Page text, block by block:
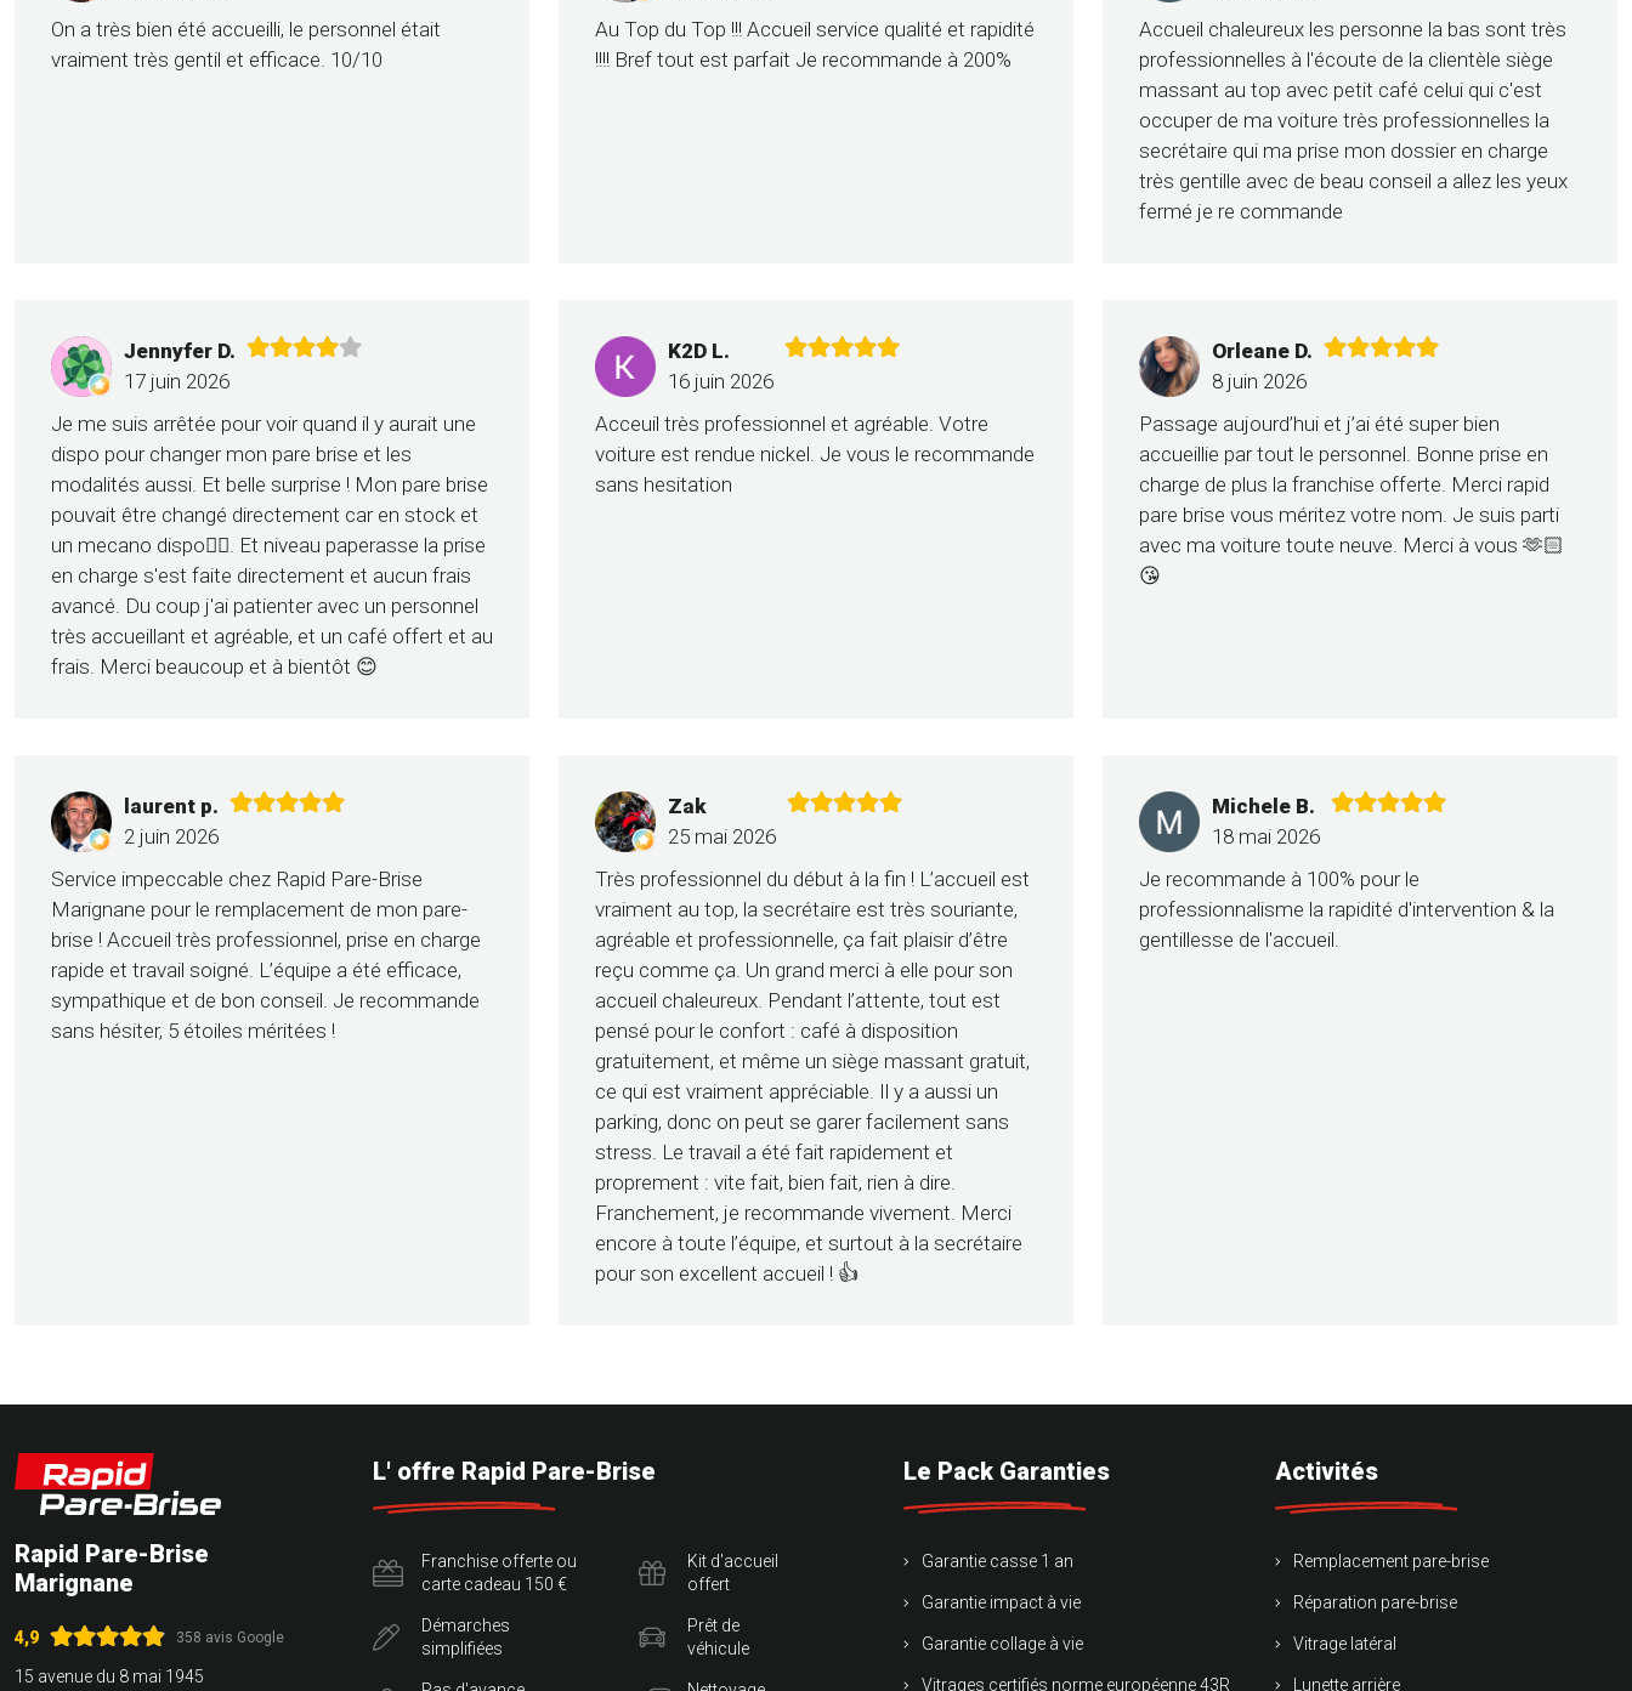
On a très bien été accueilli, le personnel était
vraiment très gentil et efficace. 10/10
Au Top du Top !!! Accueil service qualité et rapidité
!!!! Bref tout est parfait Je recommande à 200%
Accueil chaleureux les personne la bas sont très
professionnelles à l'écoute de la clientèle siège
massant au top avec petit café celui qui c'est
occuper de ma voiture très professionnelles la
secrétaire qui ma prise mon dossier en charge
très gentille avec de beau conseil a allez les yeux
fermé je re commande
Jennyfer D.
17 juin 2026
Je me suis arrêtée pour voir quand il y aurait une
dispo pour changer mon pare brise et les
modalités aussi. Et belle surprise ! Mon pare brise
pouvait être changé directement car en stock et
un mecano dispo👍🏼. Et niveau paperasse la prise
en charge s'est faite directement et aucun frais
avancé. Du coup j'ai patienter avec un personnel
très accueillant et agréable, et un café offert et au
frais. Merci beaucoup et à bientôt 😊
K2D L.
16 juin 2026
Acceuil très professionnel et agréable. Votre
voiture est rendue nickel. Je vous le recommande
sans hesitation
Orleane D.
8 juin 2026
Passage aujourd’hui et j’ai été super bien
accueillie par tout le personnel. Bonne prise en
charge de plus la franchise offerte. Merci rapid
pare brise vous méritez votre nom. Je suis parti
avec ma voiture toute neuve. Merci à vous 🫶🏻
😘
laurent p.
2 juin 2026
Service impeccable chez Rapid Pare-Brise
Marignane pour le remplacement de mon pare-
brise ! Accueil très professionnel, prise en charge
rapide et travail soigné. L’équipe a été efficace,
sympathique et de bon conseil. Je recommande
sans hésiter, 5 étoiles méritées !
Zak
25 mai 2026
Très professionnel du début à la fin ! L’accueil est
vraiment au top, la secrétaire est très souriante,
agréable et professionnelle, ça fait plaisir d’être
reçu comme ça. Un grand merci à elle pour son
accueil chaleureux. Pendant l’attente, tout est
pensé pour le confort : café à disposition
gratuitement, et même un siège massant gratuit,
ce qui est vraiment appréciable. Il y a aussi un
parking, donc on peut se garer facilement sans
stress. Le travail a été fait rapidement et
proprement : vite fait, bien fait, rien à dire.
Franchement, je recommande vivement. Merci
encore à toute l’équipe, et surtout à la secrétaire
pour son excellent accueil ! 👍
Michele B.
18 mai 2026
Je recommande à 100% pour le
professionnalisme la rapidité d'intervention & la
gentillesse de l'accueil.
Rapid Pare-Brise
Marignane
4,9 358 avis Google
15 avenue du 8 mai 1945
L' offre Rapid Pare-Brise
Franchise offerte ou
carte cadeau 150 €
Démarches
simplifiées
Kit d'accueil
offert
Prêt de
véhicule
Le Pack Garanties
Garantie casse 1 an
Garantie impact à vie
Garantie collage à vie
Vitrages certifiés norme européenne 43R
Activités
Remplacement pare-brise
Réparation pare-brise
Vitrage latéral
Lunette arrière